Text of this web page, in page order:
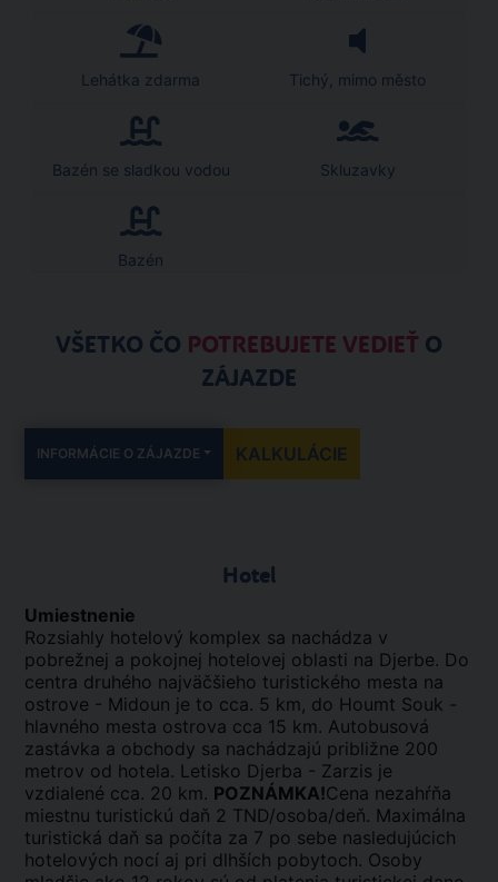
Lehátka zdarma Tichý, mimo město
Bazén se sladkou vodou Skluzavky
Bazén
VŠETKO ČO POTREBUJETE VEDIEŤ O
ZÁJAZDE
INFORMÁCIE O ZÁJAZDE KALKULÁCIE
Hotel
Umiestnenie
Rozsiahly hotelový komplex sa nachádza v
pobrežnej a pokojnej hotelovej oblasti na Djerbe. Do
centra druhého najväčšieho turistického mesta na
ostrove - Midoun je to cca. 5 km, do Houmt Souk -
hlavného mesta ostrova cca 15 km. Autobusová
zastávka a obchody sa nachádzajú približne 200
metrov od hotela. Letisko Djerba - Zarzis je
vzdialené cca. 20 km. POZNÁMKA!Cena nezahŕňa
miestnu turistickú daň 2 TND/osoba/deň. Maximálna
turistická daň sa počíta za 7 po sebe nasledujúcich
hotelových nocí aj pri dlhších pobytoch. Osoby